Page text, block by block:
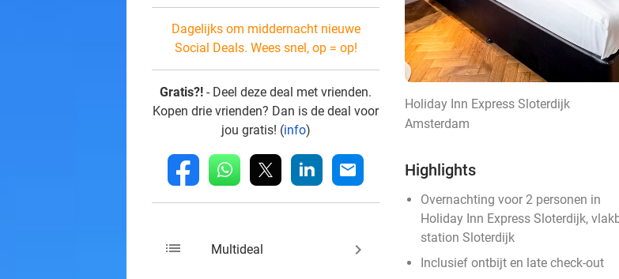
Dagelijks om middernacht nieuwe
Social Deals. Wees snel, op = op!
Gratis?! - Deel deze deal met vrienden.
Kopen drie vrienden? Dan is de deal voor
jou gratis! (info)
fb whatsapp linkedin mail
list Multideal keyboard_arrow_right
Holiday Inn Express Sloterdijk
Amsterdam
Highlights
Overnachting voor 2 personen in
Holiday Inn Express Sloterdijk,
station Sloterdijk
Inclusief ontbijt en late check-out